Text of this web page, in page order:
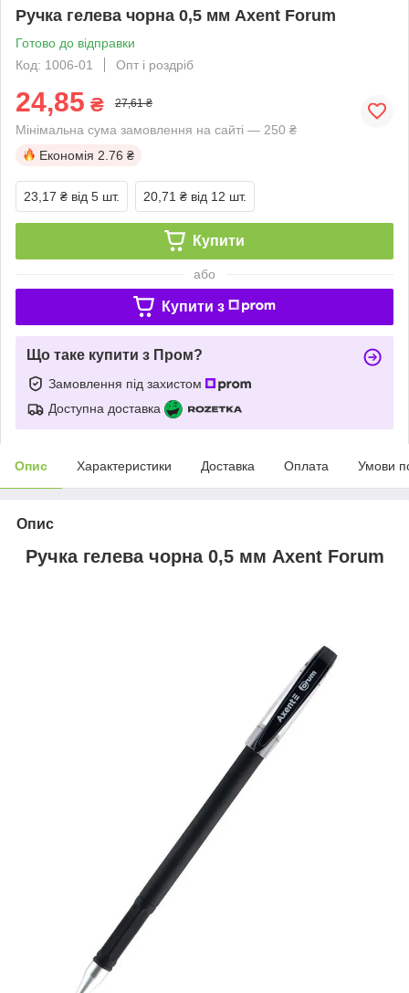
Ручка гелева чорна 0,5 мм Axent Forum
Готово до відправки
Код: 1006-01
Опт і роздріб
24,85 ₴ 27,61 ₴
Мінімальна сума замовлення на сайті — 250 ₴
Економія 2.76 ₴
23,17 ₴ від 5 шт. 20,71 ₴ від 12 шт.
Купити
або
Купити з
Що таке купити з Пром?
Замовлення під захистом
Доступна доставка
Опис Характеристики Доставка Оплата Умови
Опис
Ручка гелева чорна 0,5 мм Axent Forum